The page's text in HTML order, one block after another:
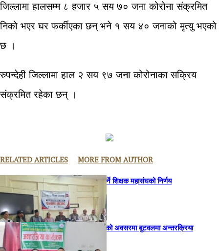
जिल्लामा हालसम्म ८ हजार ५ सय ७० जना कोरोना संक्रमित
निको भएर घर फर्कीएका छन् भने १ सय ४० जनाको मृत्यु भएको
छ ।
रुपन्देही जिल्लामा हाल २ सय ९७ जना कोरोनाका सक्रिय
संक्रमित रहेका छन् ।
RELATED ARTICLES MORE FROM AUTHOR
भदौदेखि आन्दोलन गर्ने शिक्षक महासंघको निर्णय
विश्व आदिवासी दिवसको अवसरमा बुटवलमा अन्तरक्रिया